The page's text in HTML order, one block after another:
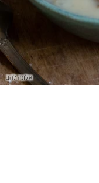
אלונה להב